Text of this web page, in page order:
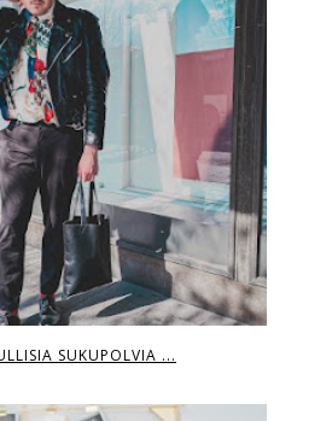
SUKUPOLVIA ...